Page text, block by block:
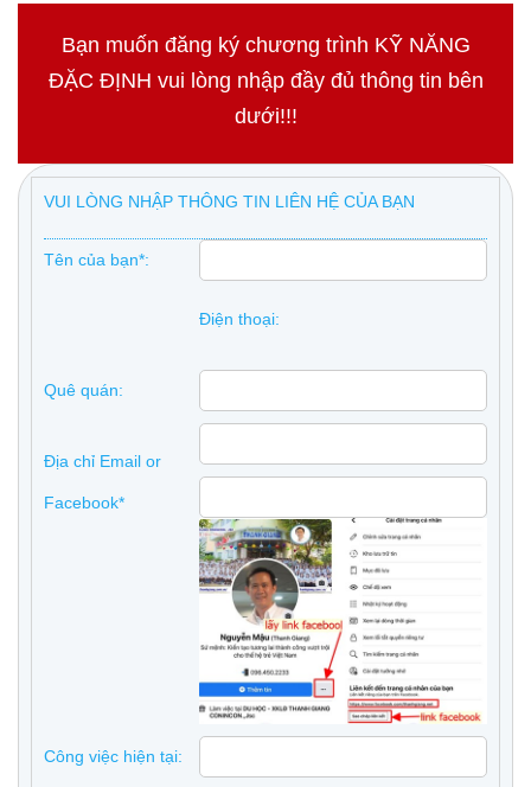
Bạn muốn đăng ký chương trình KỸ NĂNG
ĐẶC ĐỊNH vui lòng nhập đầy đủ thông tin bên
dưới!!!
VUI LÒNG NHẬP THÔNG TIN LIÊN HỆ CỦA BẠN
Tên của bạn*:
Điện thoại:
Quê quán:
Địa chỉ Email or
Facebook*
Công việc hiện tại: